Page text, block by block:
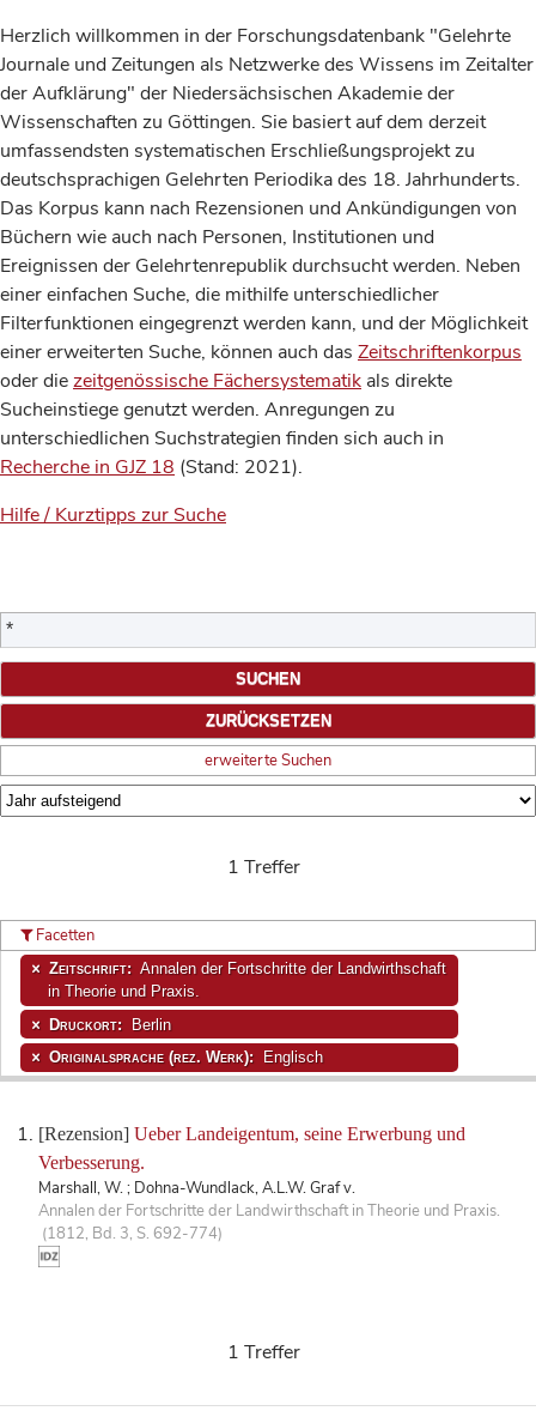
Herzlich willkommen in der Forschungsdatenbank "Gelehrte
Journale und Zeitungen als Netzwerke des Wissens im Zeitalter
der Aufklärung" der Niedersächsischen Akademie der
Wissenschaften zu Göttingen. Sie basiert auf dem derzeit
umfassendsten systematischen Erschließungsprojekt zu
deutschsprachigen Gelehrten Periodika des 18. Jahrhunderts.
Das Korpus kann nach Rezensionen und Ankündigungen von
Büchern wie auch nach Personen, Institutionen und
Ereignissen der Gelehrtenrepublik durchsucht werden. Neben
einer einfachen Suche, die mithilfe unterschiedlicher
Filterfunktionen eingegrenzt werden kann, und der Möglichkeit
einer erweiterten Suche, können auch das Zeitschriftenkorpus
oder diezeitgenössische Fächersystematik als direkte
Sucheinstiege genutzt werden. Anregungen zu
unterschiedlichen Suchstrategien finden sich auch in
Recherche in GJZ 18 (Stand: 2021).
Hilfe / Kurztipps zur Suche
erweiterte Suchen
1 Treffer
[Rezension] Ueber Landeigentum, seine Erwerbung und
Verbesserung.
Marshall, W. ; Dohna-Wundlack, A.L.W. Graf v.
Annalen der Fortschritte der Landwirthschaft in Theorie und Praxis.
(1812, Bd. 3, S. 692-774)
Facetten
Zeitschrift: Annalen der Fortschritte der Landwirthschaft
in Theorie und Praxis.
Druckort: Berlin
Originalsprache (rez. Werk): Englisch
1 Treffer